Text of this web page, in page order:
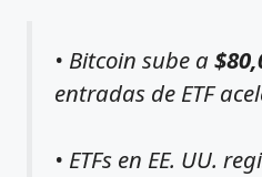
• Bitcoin sube a
entradas de ETF
• ETFs en EE. UU.